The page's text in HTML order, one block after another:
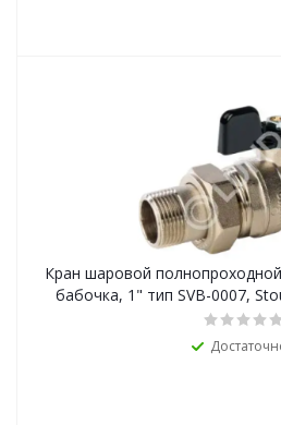
Кран шаровой
бабочка, 1" тип SVB-0007,